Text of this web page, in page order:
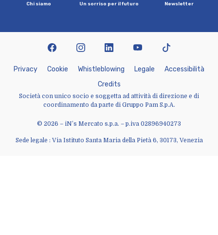
Chi siamo Un sorriso per ilfuturo Newsletter
© 2026 – iN’s Mercato s.p.a. – p.iva 02896940273
Sede legale : Via Istituto Santa Maria della Pietà 6, 30173, Venezia
Privacy Cookie Whist eb owing Lega e Accessibi ità
Credits
Società con unico socio e soggetta ad attività di direzione e di
coordinamento da parte di Gruppo Pam S.p.A.
facebookinstagram linkedin youtubetiktok